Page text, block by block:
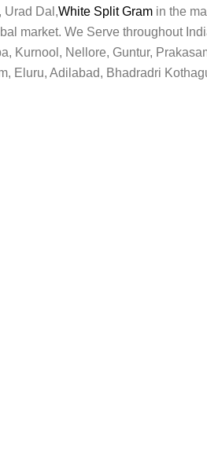
Urad Dal,White Split Gram in the
market. We Serve throughout
Kurnool, Nellore, Guntur,
Eluru, Adilabad, Bhadradri